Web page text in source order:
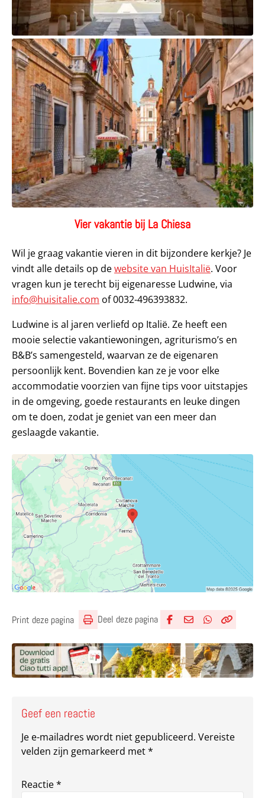
Vier vakantie bij La Chiesa
Wil je graag vakantie vieren in dit bijzondere kerkje? Je
vindt alle details op dewebsite van HuisItalië. Voor
vragen kun je terecht bij eigenaresse Ludwine, via
info@huisitalie.com of 0032-496393832.
Ludwine is al jaren verliefd op Italië. Ze heeft een
mooie selectie vakantiewoningen, agriturismo’s en
B&B’s samengesteld, waarvan ze de eigenaren
persoonlijk kent. Bovendien kan ze je voor elke
accommodatie voorzien van fijne tips voor uitstapjes
in de omgeving, goede restaurants en leuke dingen
om te doen, zodat je geniet van een meer dan
geslaagde vakantie.
Print deze pagina Deel deze pagina
Geef een reactie
Je e-mailadres wordt niet gepubliceerd. Vereiste
velden zijn gemarkeerd met*
Reactie*